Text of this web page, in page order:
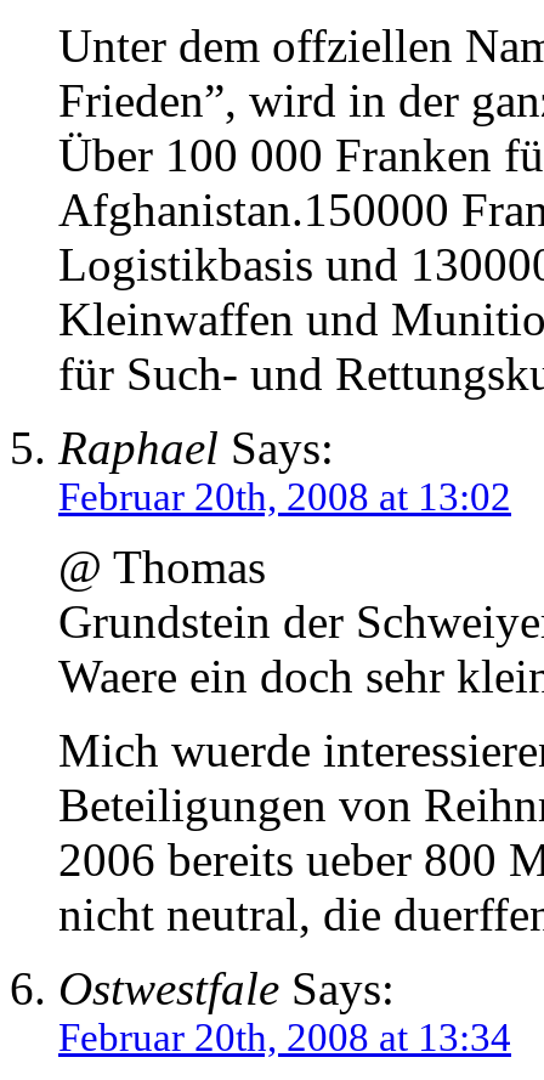
Unter dem offziellen
Frieden”, wird in der
Über 100 000 Franken
Afghanistan.150000
Logistikbasis und
Kleinwaffen und
für Such- und
Raphael Says:
Februar 20th, 2008 at 13:02
@ Thomas
Grundstein der
Waere ein doch sehr
Mich wuerde
Beteiligungen von
2006 bereits ueber 800
nicht neutral, die
Ostwestfale Says:
Februar 20th, 2008 at 13:34